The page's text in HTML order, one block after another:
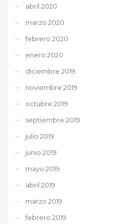
abril 2020
marzo 2020
febrero 2020
enero 2020
diciembre 2019
noviembre 2019
octubre 2019
septiembre 2019
julio 2019
junio 2019
mayo 2019
abril 2019
marzo 2019
febrero 2019